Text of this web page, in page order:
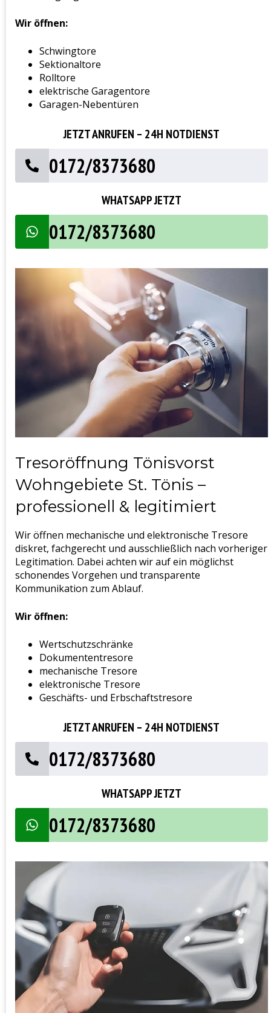
Wir öffnen:
Schwingtore
Sektionaltore
Rolltore
elektrische Garagentore
Garagen-Nebentüren
JETZT ANRUFEN – 24H NOTDIENST
0172/8373680
WHATSAPP JETZT
0172/8373680
Tresoröffnung Tönisvorst
Wohngebiete St. Tönis –
professionell & legitimiert
Wir öffnen mechanische und elektronische Tresore
diskret, fachgerecht und ausschließlich nach vorheriger
Legitimation. Dabei achten wir auf ein möglichst
schonendes Vorgehen und transparente
Kommunikation zum Ablauf.
Wir öffnen:
Wertschutzschränke
Dokumententresore
mechanische Tresore
elektronische Tresore
Geschäfts- und Erbschaftstresore
JETZT ANRUFEN – 24H NOTDIENST
0172/8373680
WHATSAPP JETZT
0172/8373680